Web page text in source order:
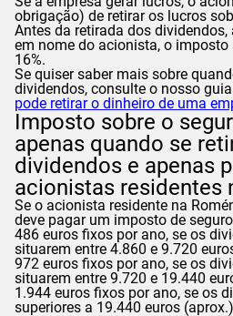
obrigação) de retirar os lucros
Antes da retirada dos dividendos,
em nome do acionista, o imposto
16%.
Se quiser saber mais sobre
dividendos, consulte o nosso
pode retirar o dinheiro de uma
Imposto sobre o
apenas quando se
dividendos e apenas
acionistas residentes
Se o acionista residente na
deve pagar um imposto de
486 euros fixos por ano, se os
situarem entre 4.860 e 9.720
972 euros fixos por ano, se os
situarem entre 9.720 e 19.440
1.944 euros fixos por ano, se os
superiores a 19.440 euros